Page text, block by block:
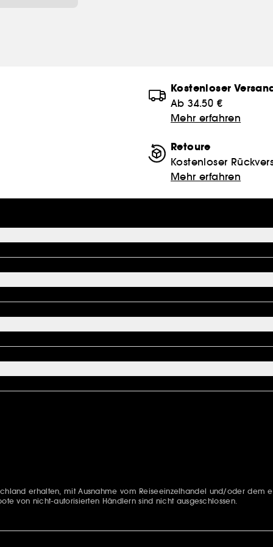
Kostenloser
Ab 34.50 €
Mehr erfahren
Retoure
Kostenloser
Mehr erfahren
erhalten, mit Ausnahme vom Reiseeinzelhandel und/oder dem
von nicht-autorisierten Händlern sind nicht ausgeschlossen.